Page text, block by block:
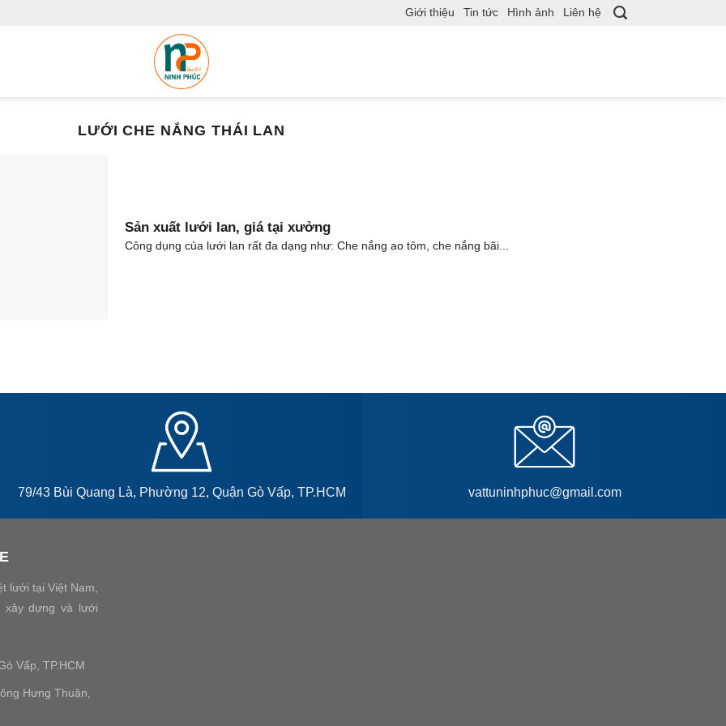
Giới thiệu Tin tức Hình ảnh Liên hệ
LƯỚI CHE NẮNG THÁI LAN
Sản xuất lưới lan, giá tại xưởng
Công dụng của lưới lan rất đa dạng như: Che nắng ao tôm, che nắng bãi...
79/43 Bùi Quang Là, Phường 12, Quận Gò Vấp, TP.HCM vattuninhphuc@gmail.com
lưới tại Việt Nam,
xây dựng và lưới
Vấp, TP.HCM
Hưng Thuận,